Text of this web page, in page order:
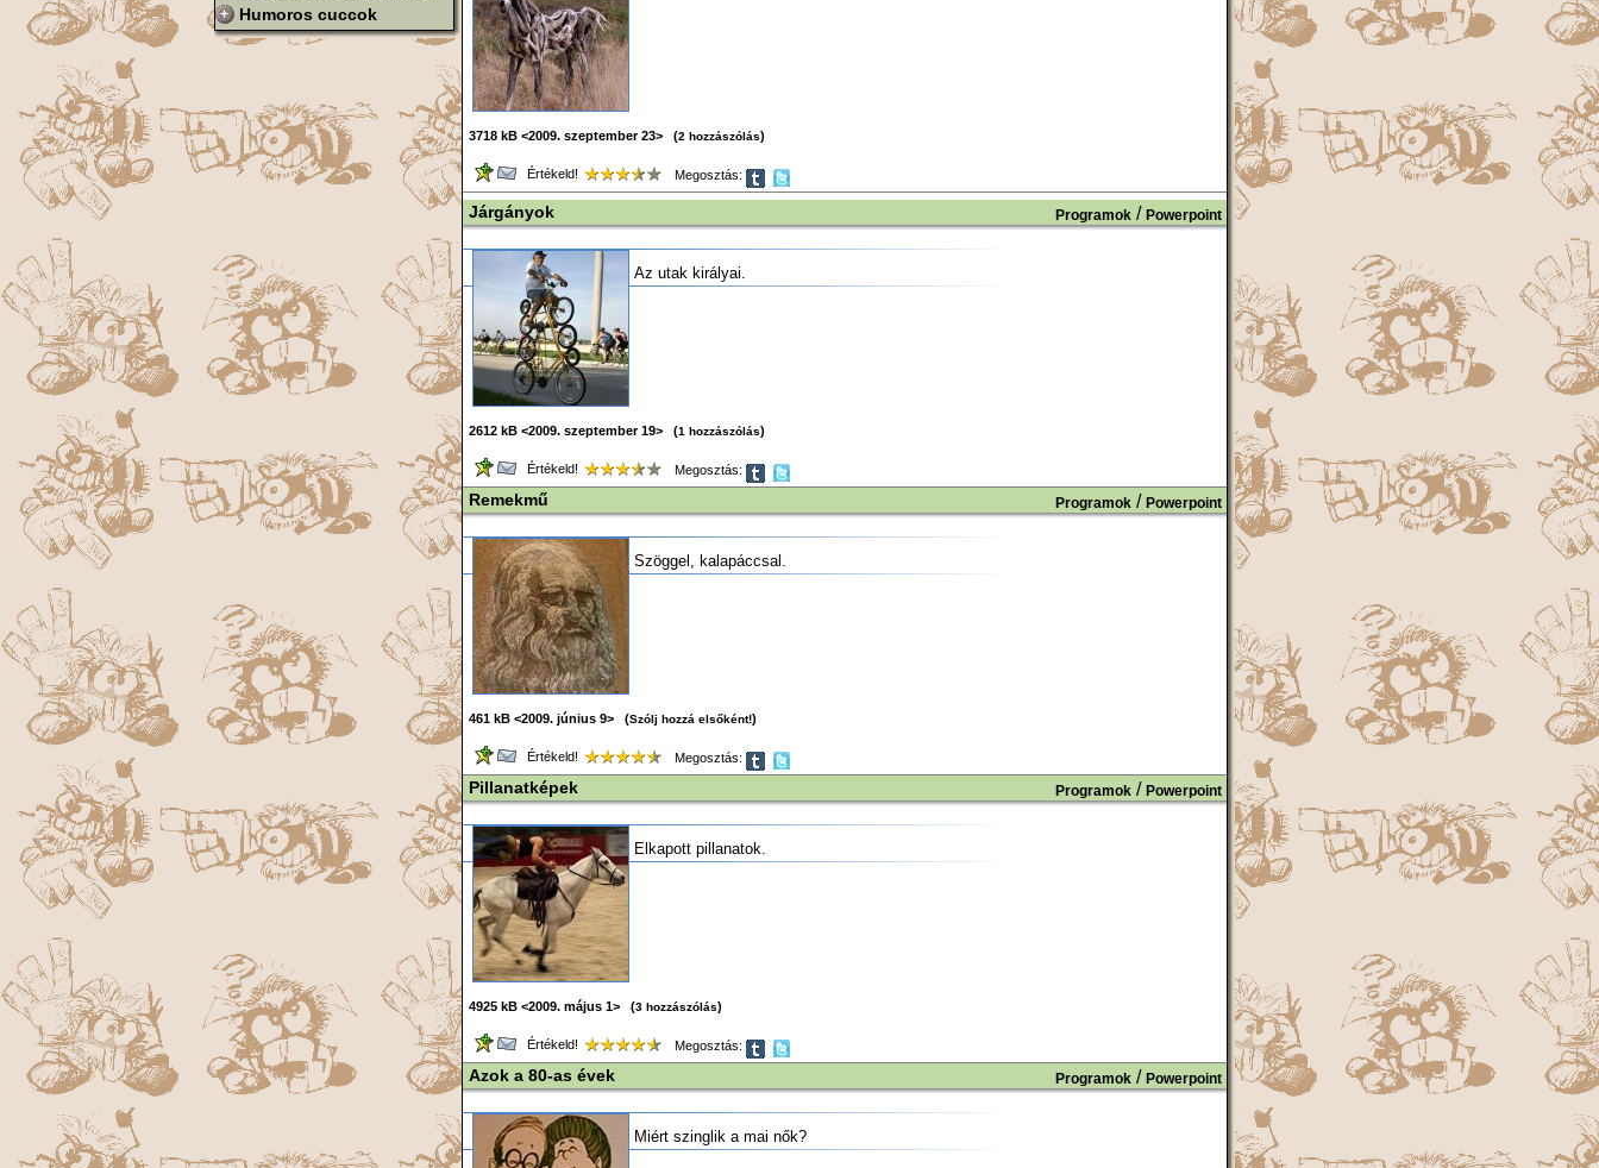
Humoros cuccok
3718 kB <2009. szeptember 23> (2 hozzászólás)
Értékeld! Megosztás:
Járgányok Programok/ Powerpoint
Az utak királyai.
2612 kB <2009. szeptember 19> (1 hozzászólás)
Értékeld! Megosztás:
Remekmű Programok/ Powerpoint
Szöggel, kalapáccsal.
461 kB <2009. június 9> (Szólj hozzá elsőként!)
Értékeld! Megosztás:
Pillanatképek Programok/ Powerpoint
Elkapott pillanatok.
4925 kB <2009. május 1> (3 hozzászólás)
Értékeld! Megosztás:
Azok a 80-as évek Programok/ Powerpoint
Miért szinglik a mai nők?